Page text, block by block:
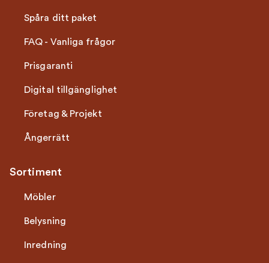
Spåra ditt paket
FAQ - Vanliga frågor
Prisgaranti
Digital tillgänglighet
Företag & Projekt
Ångerrätt
Sortiment
Möbler
Belysning
Inredning